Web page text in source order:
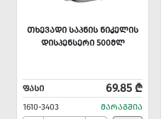
ᲗᲮᲔᲕᲐᲓᲘ ᲡᲐᲞᲜᲘᲡ ᲜᲘᲙᲔᲚᲘᲡ
ᲓᲘᲡᲞᲔᲜᲡᲔᲠᲘ 500ᲛᲚ
ᲤᲐᲡᲘ 69.85 ₾
1610-3403 ᲛᲐᲠᲐᲒᲨᲘᲐ